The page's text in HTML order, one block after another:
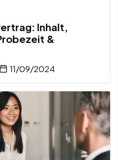
Inhalt,
&
11/09/2024